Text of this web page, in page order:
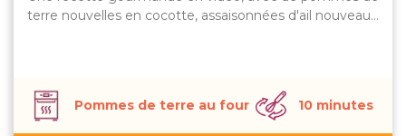
terre nouvelles en cocotte, assaisonnées d'ail nouveau…
Pommes de terre au four 10 minutes